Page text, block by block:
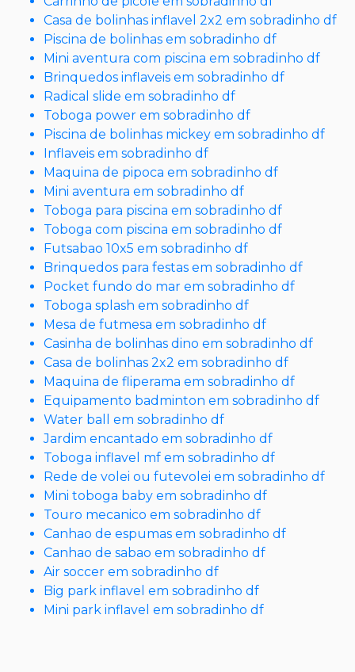
Casa de bolinhas inflavel 2x2 em sobradinho df
Piscina de bolinhas em sobradinho df
Mini aventura com piscina em sobradinho df
Brinquedos inflaveis em sobradinho df
Radical slide em sobradinho df
Toboga power em sobradinho df
Piscina de bolinhas mickey em sobradinho df
Inflaveis em sobradinho df
Maquina de pipoca em sobradinho df
Mini aventura em sobradinho df
Toboga para piscina em sobradinho df
Toboga com piscina em sobradinho df
Futsabao 10x5 em sobradinho df
Brinquedos para festas em sobradinho df
Pocket fundo do mar em sobradinho df
Toboga splash em sobradinho df
Mesa de futmesa em sobradinho df
Casinha de bolinhas dino em sobradinho df
Casa de bolinhas 2x2 em sobradinho df
Maquina de fliperama em sobradinho df
Equipamento badminton em sobradinho df
Water ball em sobradinho df
Jardim encantado em sobradinho df
Toboga inflavel mf em sobradinho df
Rede de volei ou futevolei em sobradinho df
Mini toboga baby em sobradinho df
Touro mecanico em sobradinho df
Canhao de espumas em sobradinho df
Canhao de sabao em sobradinho df
Air soccer em sobradinho df
Big park inflavel em sobradinho df
Mini park inflavel em sobradinho df